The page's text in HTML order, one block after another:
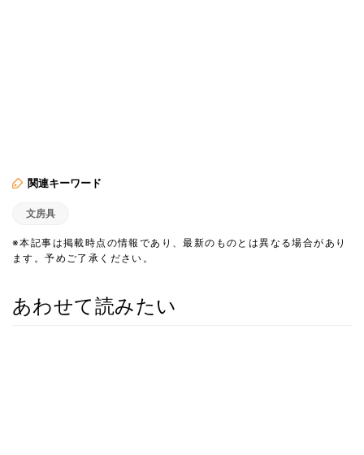
関連キーワード
文房具
※本記事は掲載時点の情報であり、最新のものとは異なる場合があり
ます。予めご了承ください。
あわせて読みたい